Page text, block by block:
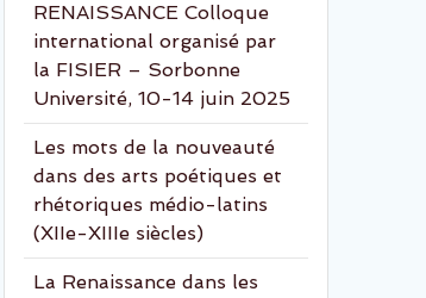
RENAISSANCE Colloque
international organisé par
la FISIER – Sorbonne
Université, 10-14 juin 2025
Les mots de la nouveauté
dans des arts poétiques et
rhétoriques médio-latins
(XIIe-XIIIe siècles)
La Renaissance dans les